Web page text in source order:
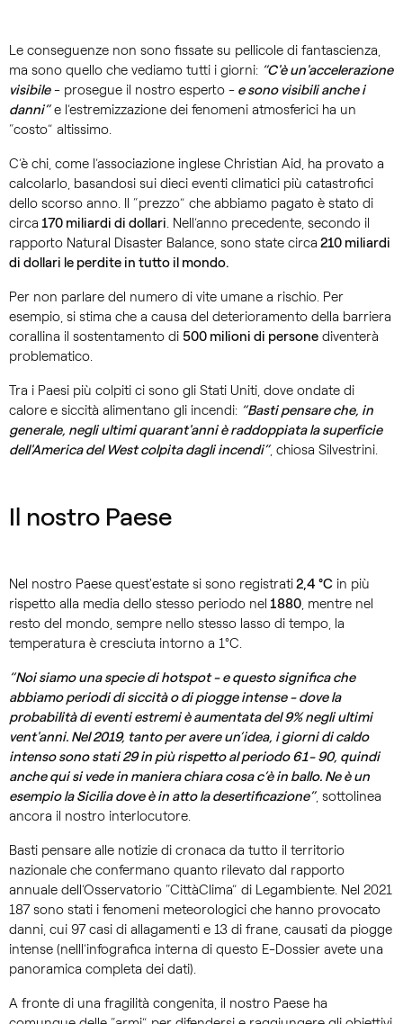
Le conseguenze non sono fissate su pellicole di fantascienza,
ma sono quello che vediamo tutti i giorni: “C'è un'accelerazione
visibile- prosegue il nostro esperto - e sono visibili anche i
danni”e l’estremizzazione dei fenomeni atmosferici ha un
“costo” altissimo.
C’è chi, come l’associazione inglese Christian Aid, ha provato a
calcolarlo, basandosi sui dieci eventi climatici più catastrofici
dello scorso anno. Il “prezzo” che abbiamo pagato è stato di
circa 170 miliardi di dollari. Nell’anno precedente, secondo il
rapporto Natural Disaster Balance, sono state circa 210 miliardi
di dollari le perdite in tutto il mondo.
Per non parlare del numero di vite umane a rischio. Per
esempio, si stima che a causa del deterioramento della barriera
corallina il sostentamento di 500 milioni di persone diventerà
problematico.
Tra i Paesi più colpiti ci sono gli Stati Uniti, dove ondate di
calore e siccità alimentano gli incendi: “Basti pensare che, in
generale, negli ultimi quarant'anni è raddoppiata la superficie
dell'America del West colpita dagli incendi”, chiosa Silvestrini.
Il nostro Paese
Nel nostro Paese quest'estate si sono registrati2,4 °C in più
rispetto alla media dello stesso periodo nel 1880, mentre nel
resto del mondo, sempre nello stesso lasso di tempo, la
temperatura è cresciuta intorno a 1°C.
“Noi siamo una specie di hotspot - e questo significa che
abbiamo periodi di siccità o di piogge intense - dove la
probabilità di eventi estremi è aumentata del 9% negli ultimi
vent'anni. Nel 2019, tanto per avere un’idea, i giorni di caldo
intenso sono stati 29 in più rispetto al periodo 61- 90, quindi
anche qui si vede in maniera chiara cosa c’è in ballo. Ne è un
esempio la Sicilia dove è in atto la desertificazione”, sottolinea
ancora il nostro interlocutore.
Basti pensare alle notizie di cronaca da tutto il territorio
nazionale che confermano quanto rilevato dal rapporto
annuale dell’Osservatorio “CittàClima” di Legambiente. Nel 2021
187 sono stati i fenomeni meteorologici che hanno provocato
danni, cui 97 casi di allagamenti e 13 di frane, causati da piogge
intense (nelll’infografica interna di questo E-Dossier avete una
panoramica completa dei dati).
A fronte di una fragilità congenita, il nostro Paese ha